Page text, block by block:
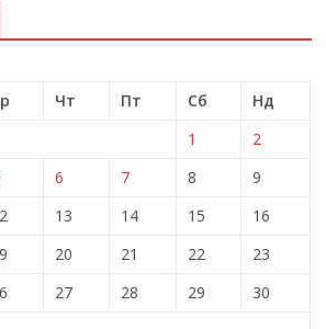
Чт Пт Сб
Нд
1
2
6 7 8
9
13 14 15
16
20 21 22
23
27 28 29
30